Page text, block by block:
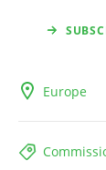
Europe